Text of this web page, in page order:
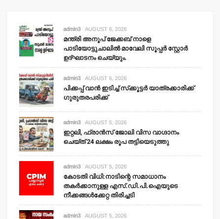
admin3 AUGUST 6, 2026
മന്ത്രി അനൂപ് ജേക്കബ് നാളെ
പാടിയോട്ടുചാലില്‍ മാവേലി സൂപ്പര്‍ സ്റ്റോര്‍
ഉദ്ഘാടനം ചെയ്യും.
admin3 AUGUST 6, 2026
പിക്കപ്പ് വാന്‍ ഇടിച്ച് സ്‌ക്കൂട്ടര്‍ യാത്രക്കാരിക്ക്
ഗുരുതരപരിക്ക്
admin3 AUGUST 5, 2026
ഇറ്റലി, ഫ്രാന്‍സ് ജോലി വിസ വാഗ്ദാനം
ചെയ്ത് 24 ലക്ഷം രൂപ തട്ടിയെടുത്തു
admin3 AUGUST 5, 2026
കോടതി വിധി:നാടിന്റെ സമാധാനം
തകര്‍ക്കാനുള്ള എസ്.ഡി.പി.ഐയുടെ
നീക്കങ്ങള്‍ക്കേറ്റ തിരിച്ചടി
admin3 AUGUST 5, 2026